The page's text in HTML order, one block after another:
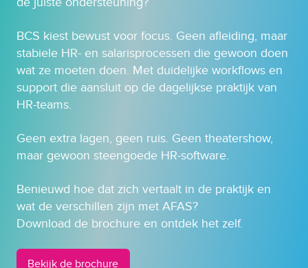
BCS kiest bewust voor focus. Geen afleiding, maar
stabiele HR- en salarisprocessen die gewoon doen
wat ze moeten doen. Met duidelijke workflows en
support die aansluit op de dagelijkse praktijk van
HR-teams.
Geen extra lagen, geen ruis. Geen theatershow,
maar gewoon steengoede HR-software.
Benieuwd hoe dat zich vertaalt in de praktijk en
wat de verschillen zijn met AFAS?
Download de brochure en ontdek het zelf.
Bekijk de brochure